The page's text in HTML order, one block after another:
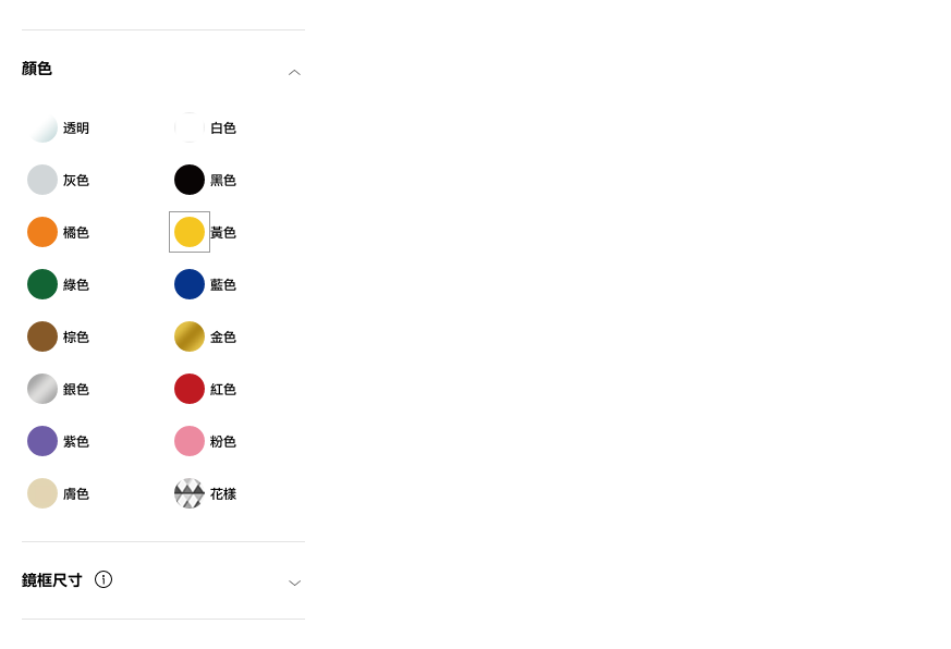
顏色
透明 白色
灰色 黑色
橘色 黃色
綠色 藍色
棕色 金色
銀色 紅色
紫色 粉色
膚色 花樣
鏡框尺寸